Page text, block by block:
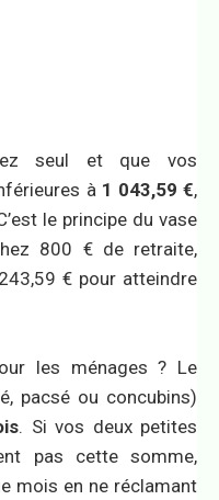
seul et que vos
à 1 043,59 €,
le principe du vase
800 € de retraite,
€ pour atteindre
les ménages ? Le
pacsé ou concubins)
. Si vos deux petites
pas cette somme,
mois en ne réclamant